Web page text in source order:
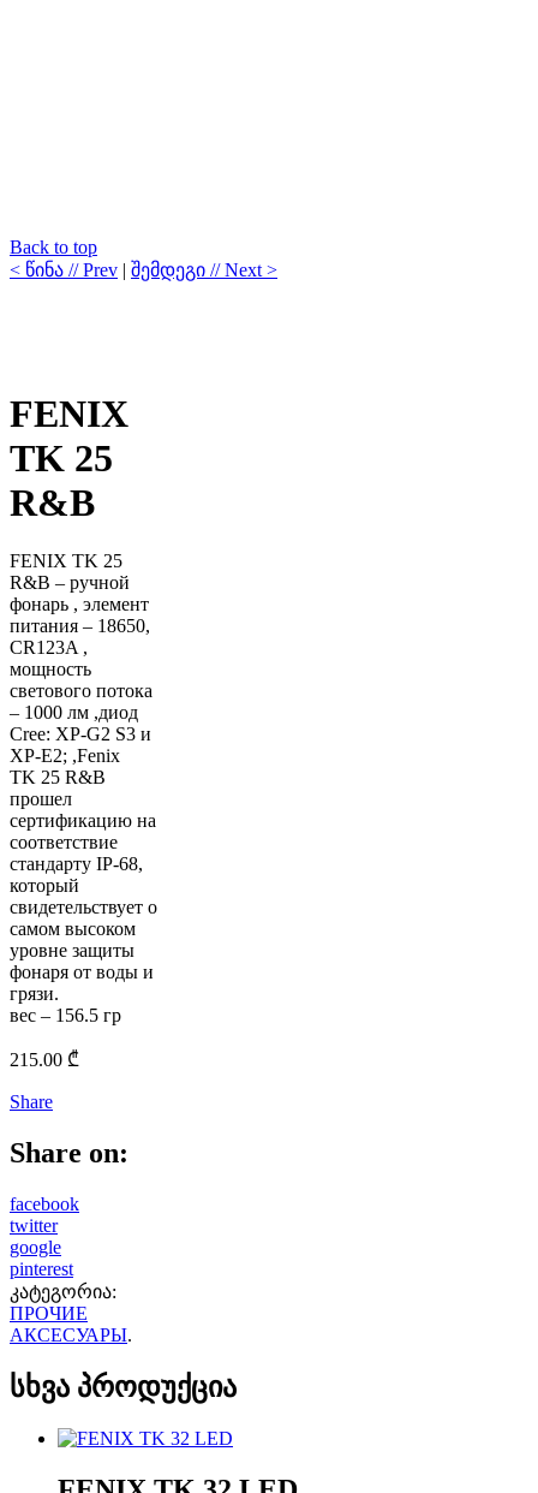
Back to top
< წინა // Prev | შემდეგი // Next >
FENIX
TK 25
R&B
FENIX TK 25
R&B – ручной
фонарь , элемент
питания – 18650,
CR123A ,
мощность
светового потока
– 1000 лм ,диод
Cree: XP-G2 S3 и
XP-E2; ,Fenix
TK 25 R&B
прошел
сертификацию на
соответствие
стандарту IP-68,
который
свидетельствует о
самом высоком
уровне защиты
фонаря от воды и
грязи.
вес – 156.5 гр
215.00 ₾
Share
Share on:
facebook
twitter
google
pinterest
კატეგორია:
ПРОЧИЕ
АКСЕСУАРЫ.
სხვა პროდუქცია